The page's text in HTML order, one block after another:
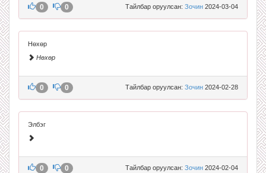
Тайлбар оруулсан: Зочин 2024-03-04
0 0
Нөхөр
Нөхөр
Тайлбар оруулсан: Зочин 2024-02-28
0 0
Элбэг
Тайлбар оруулсан: Зочин 2024-02-04
0 0